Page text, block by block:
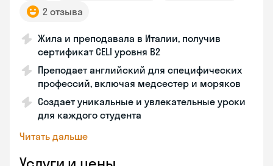
2 отзыва
Жила и преподавала в Италии, получив
сертификат CELI уровня В2
Преподает английский для специфических
профессий, включая медсестер и моряков
Создает уникальные и увлекательные уроки
для каждого студента
Читать дальше